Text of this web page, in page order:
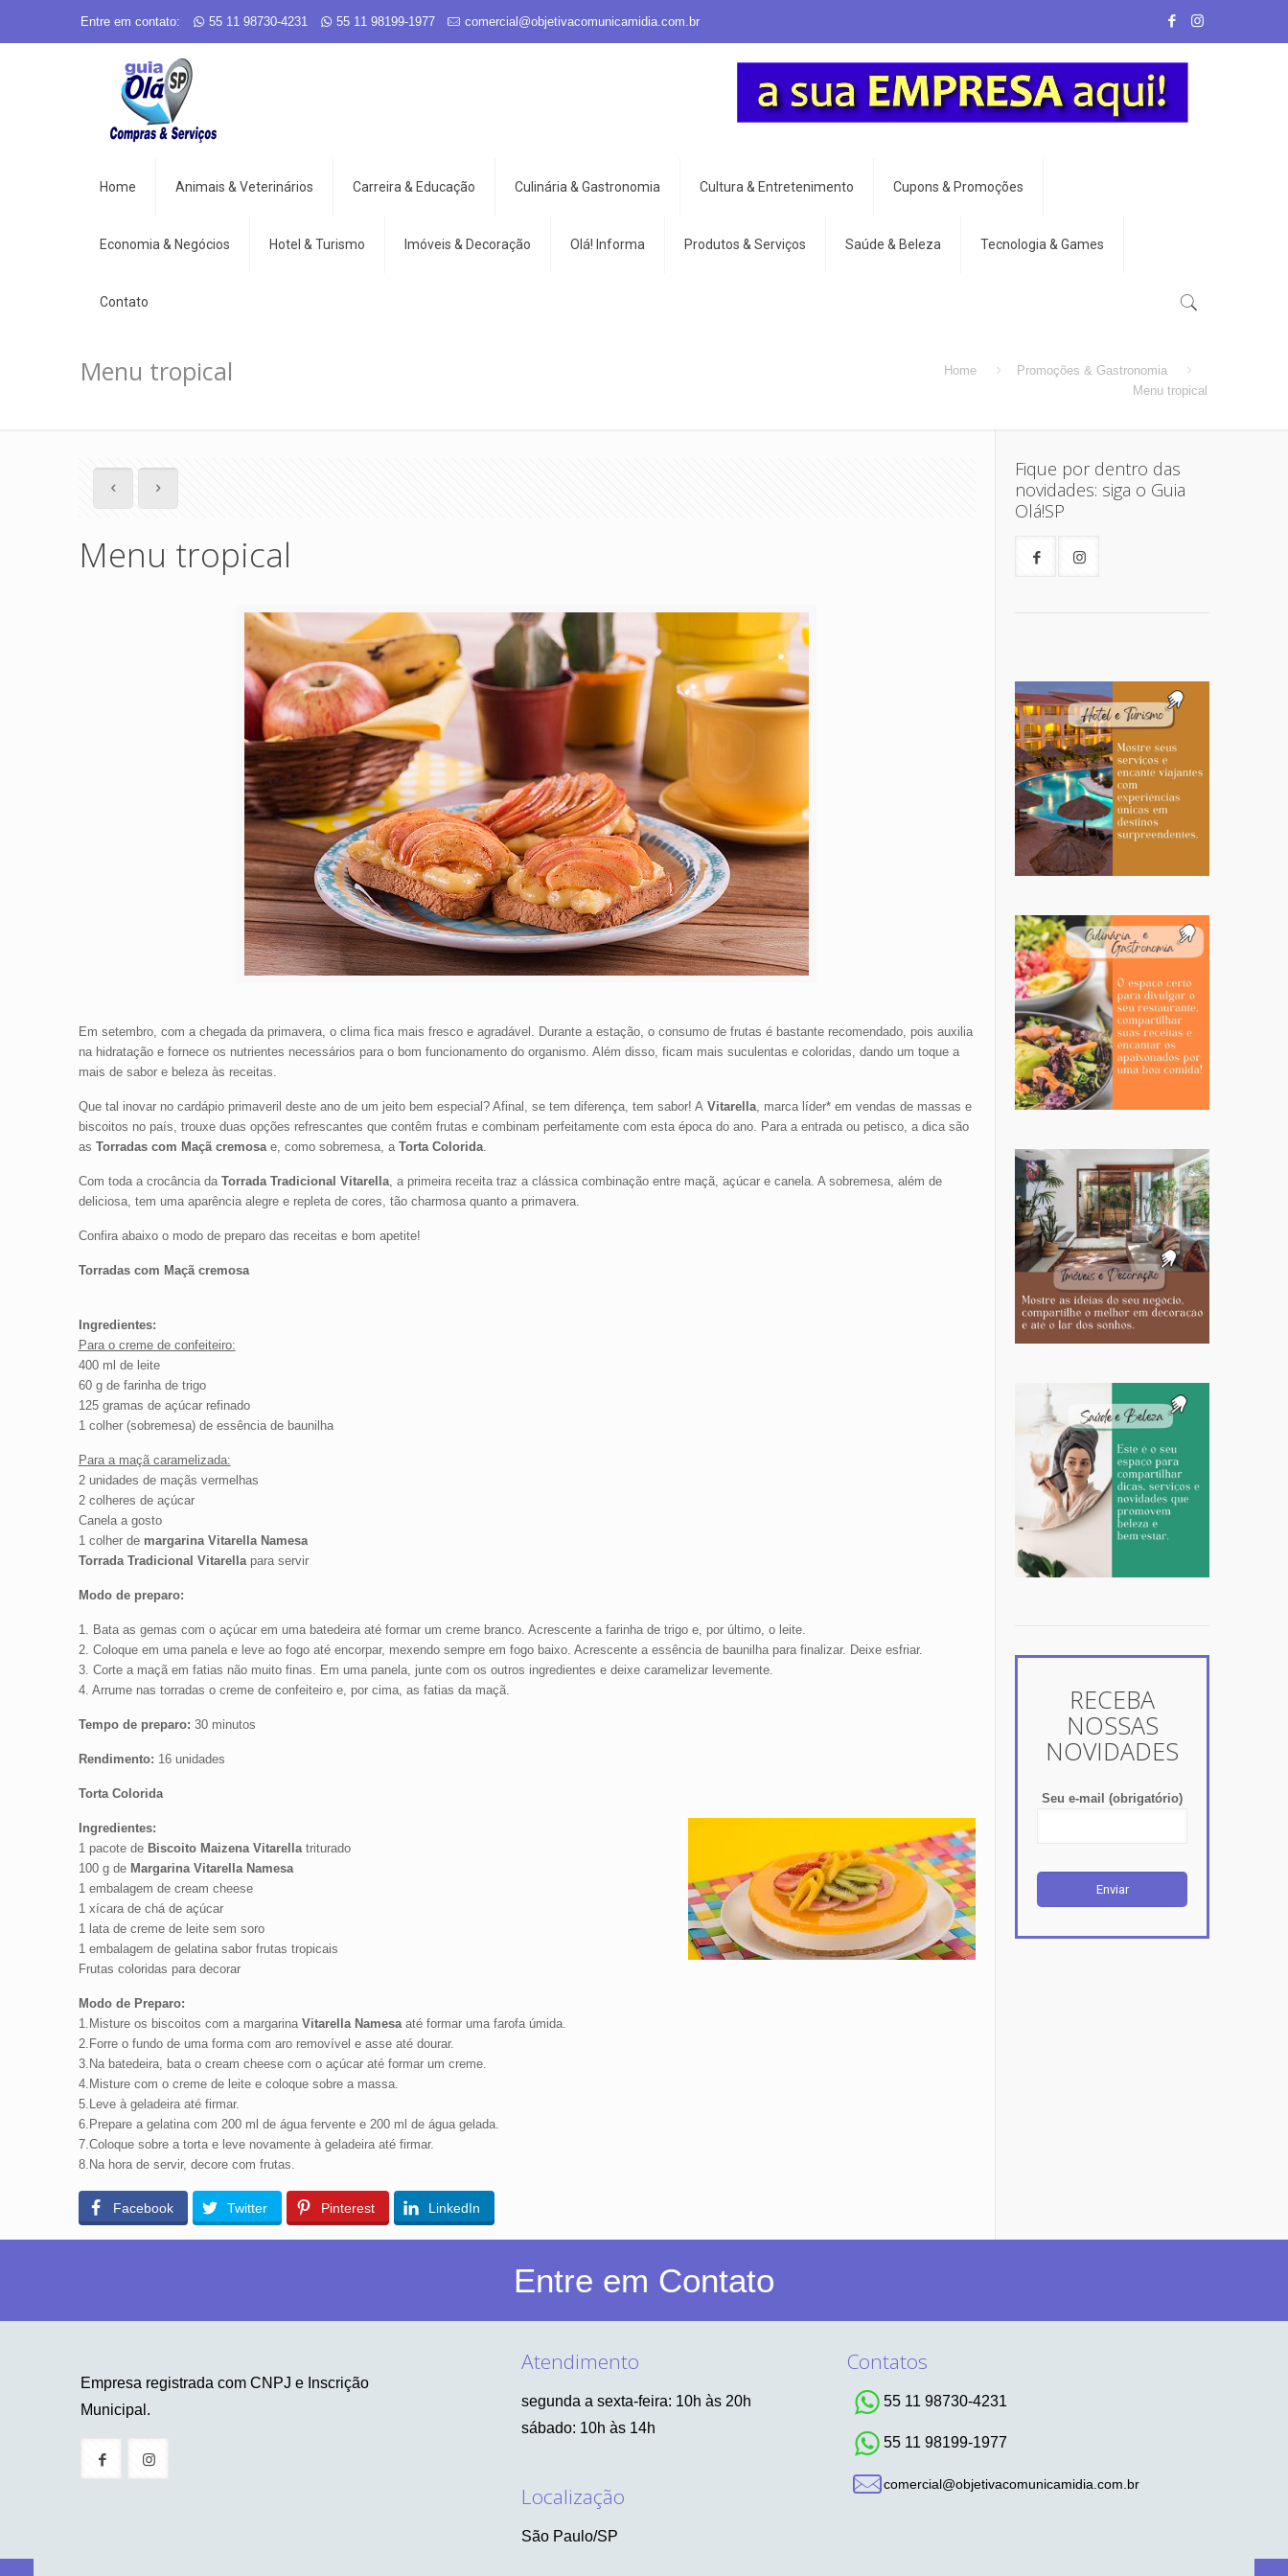
Entre em contato: 55 11 98730-4231 55 11 98199-1977 comercial@objetivacomunicamidia.com.br
Home Animais & Veterinários Carreira & Educação Culinária & Gastronomia Cultura & Entretenimento Cupons & Promoções
Economia & Negócios Hotel & Turismo Imóveis & Decoração Olá! Informa Produtos & Serviços Saúde & Beleza Tecnologia & Games
Contato
Menu tropical Home
Promoções & Gastronomia
Menu tropical
Menu tropical
Em setembro, com a chegada da primavera, o clima fica mais fresco e agradável. Durante a estação, o consumo de frutas é bastante recomendado, pois auxilia
na hidratação e fornece os nutrientes necessários para o bom funcionamento do organismo. Além disso, ficam mais suculentas e coloridas, dando um toque a
mais de sabor e beleza às receitas.
Que tal inovar no cardápio primaveril deste ano de um jeito bem especial? Afinal, se tem diferença, tem sabor! A Vitarella, marca líder* em vendas de massas e
biscoitos no país, trouxe duas opções refrescantes que contêm frutas e combinam perfeitamente com esta época do ano. Para a entrada ou petisco, a dica são
as Torradas com Maçã cremosae, como sobremesa, a Torta Colorida.
Com toda a crocância da Torrada Tradicional Vitarella, a primeira receita traz a clássica combinação entre maçã, açúcar e canela. A sobremesa, além de
deliciosa, tem uma aparência alegre e repleta de cores, tão charmosa quanto a primavera.
Confira abaixo o modo de preparo das receitas e bom apetite!
Torradas com Maçã cremosa
Ingredientes:
Para o creme de confeiteiro:
400 ml de leite
60 g de farinha de trigo
125 gramas de açúcar refinado
1 colher (sobremesa) de essência de baunilha
Para a maçã caramelizada:
2 unidades de maçãs vermelhas
2 colheres de açúcar
Canela a gosto
1 colher de margarina Vitarella Namesa
Torrada Tradicional Vitarellapara servir
Modo de preparo:
1. Bata as gemas com o açúcar em uma batedeira até formar um creme branco. Acrescente a farinha de trigo e, por último, o leite.
2. Coloque em uma panela e leve ao fogo até encorpar, mexendo sempre em fogo baixo. Acrescente a essência de baunilha para finalizar. Deixe esfriar.
3. Corte a maçã em fatias não muito finas. Em uma panela, junte com os outros ingredientes e deixe caramelizar levemente.
4. Arrume nas torradas o creme de confeiteiro e, por cima, as fatias da maçã.
Tempo de preparo: 30 minutos
Rendimento: 16 unidades
Torta Colorida
Ingredientes:
1 pacote de Biscoito Maizena Vitarellatriturado
100 g de Margarina Vitarella Namesa
1 embalagem de cream cheese
1 xícara de chá de açúcar
1 lata de creme de leite sem soro
1 embalagem de gelatina sabor frutas tropicais
Frutas coloridas para decorar
Modo de Preparo:
1.Misture os biscoitos com a margarina Vitarella Namesa até formar uma farofa úmida.
2.Forre o fundo de uma forma com aro removível e asse até dourar.
3.Na batedeira, bata o cream cheese com o açúcar até formar um creme.
4.Misture com o creme de leite e coloque sobre a massa.
5.Leve à geladeira até firmar.
6.Prepare a gelatina com 200 ml de água fervente e 200 ml de água gelada.
7.Coloque sobre a torta e leve novamente à geladeira até firmar.
8.Na hora de servir, decore com frutas.
Facebook Twitter Pinterest LinkedIn
Fique por dentro das
novidades: siga o Guia
Olá!SP
RECEBA
NOSSAS
NOVIDADES
Seu e-mail (obrigatório)
Entre em Contato
Empresa registrada com CNPJ e Inscrição
Municipal.
Atendimento
segunda a sexta-feira: 10h às 20h
sábado: 10h às 14h
Localização
São Paulo/SP
Contatos
55 11 98730-4231
55 11 98199-1977
comercial@objetivacomunicamidia.com.br